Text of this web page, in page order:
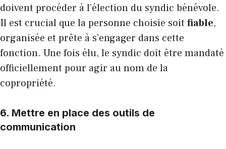
doivent procéder à l’élection du syndic bénévole.
Il est crucial que la personne choisie soit fiable,
organisée et prête à s’engager dans cette
fonction. Une fois élu, le syndic doit être mandaté
officiellement pour agir au nom de la
copropriété.
6. Mettre en place des outils de
communication